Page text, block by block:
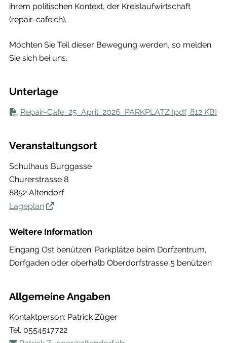
ihrem politischen Kontext, der Kreislaufwirtschaft
(repair-cafe.ch).
Möchten Sie Teil dieser Bewegung werden, so melden
Sie sich bei uns.
Unterlage
Repair-Cafe_25_April_2026_PARKPLATZ [pdf, 812 KB]
Veranstaltungsort
Schulhaus Burggasse
Churerstrasse 8
8852 Altendorf
Lageplan
Weitere Information
Eingang Ost benützen. Parkplätze beim Dorfzentrum,
Dorfgaden oder oberhalb Oberdorfstrasse 5 benützen
Allgemeine Angaben
Kontaktperson: Patrick Züger
Tel. 0554517722